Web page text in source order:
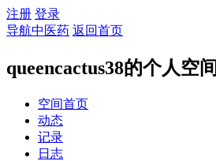
注册 登录
导航中医药 返回首页
queencactus38的个人空间
空间首页
动态
记录
日志